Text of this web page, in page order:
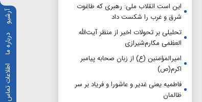
آرشیو
درباره ما
اطلاعات تماس
این است انقلاب ملی: رهبری که طاغوت
شرق و غرب را شکست داد
تحلیلی بر تحولات اخیر از منظر آیت‌الله
العظمی مکارم‌شیرازی
امیرالمؤمنین (ع) از زبان صحابه پیامبر
اکرم(ص)
فاطمیه یعنی غدیر و عاشورا و فریاد بر سر
ظالمان